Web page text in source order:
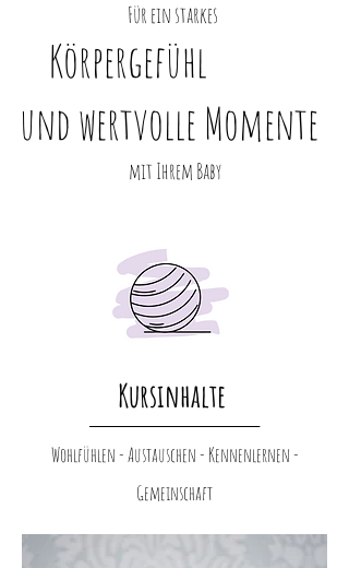
Für ein starkes
Körpergefühl
und wertvolle Momente
mit Ihrem Baby
Kursinhalte
Wohlfühlen - Austauschen - Kennenlernen -
Gemeinschaft